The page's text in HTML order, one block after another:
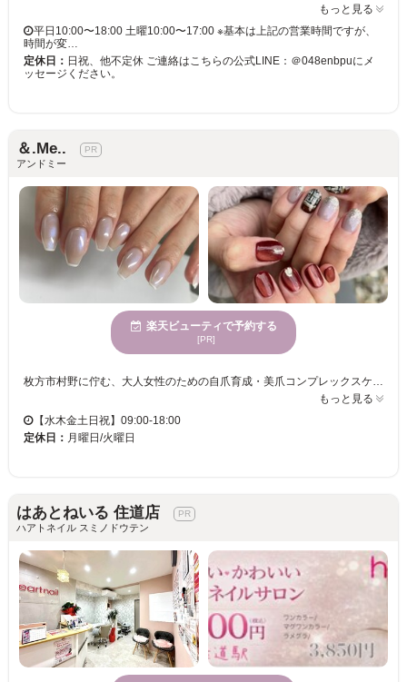
もっと見る
平日10:00〜18:00 土曜10:00〜17:00 ※基本は上記の営業時間ですが、
時間が変…
定休日： 日祝、他不定休 ご連絡はこちらの公式LINE：＠048enbpuにメ
ッセージください。
＆.Me..
アンドミー
楽天ビューティで予約する
[PR]
枚方市村野に佇む、大人女性のための自爪育成・美爪コンプレックスケア専門サロン【＆.Me...（アンドミー）】です。 「ネイルサロンは爪が綺麗な人が行く場所」と思っていませんか？当店はお爪に自信がある方ではなく、「自分の爪が嫌いだけど、本当は綺麗になりたい」と願うあなたのためのサロンです。 骨格や皮膚構造に基づいた丁寧な甘皮ウォーターケア、自爪を削らない優しい施術、そしてライフスタイルに合わせた無理のないホームケア指導のトリプルアプローチで、爪のピンクの部分を健康的で美しい縦長爪へと育てていきます。 看護師さんや保育士さんなど、お仕事柄ネイルができない方でも周囲にバレずにこっそり育てられる「自爪風の艶消し仕上げ」や、ジェルを使わないケアのみの育成プランもご用意しております。 他のお客様と顔を合わせることのない完全予約制の贅沢なプライベート空間で、経験豊富なネイリストがマンツーマンであなたのお悩みに寄り添います。爪を隠して過ごす毎日はもう終わり。指先から自信と笑顔を手に入れませんか？まずはお気軽にご相談ください。
もっと見る
【水木金土日祝】09:00-18:00
定休日： 月曜日/火曜日
はあとねいる 住道店
ハアトネイル スミノドウテン